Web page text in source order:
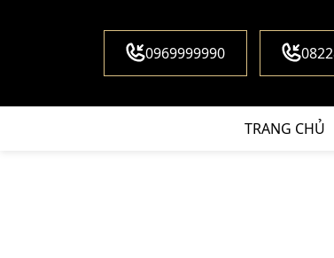
0969999990
TRANG CHỦ